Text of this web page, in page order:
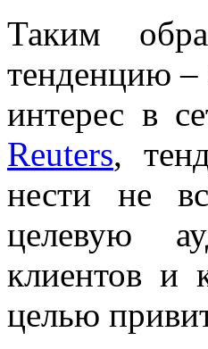
Таким
тенденцию –
интерес в
Reuters,
нести не
целевую
клиентов и
целью